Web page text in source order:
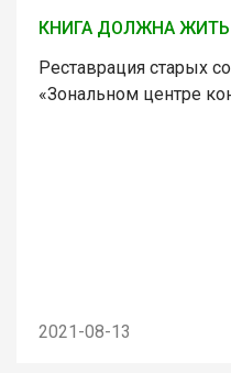
КНИГА ДОЛЖНА
Реставрация старых
«Зональном центре
2021-08-13